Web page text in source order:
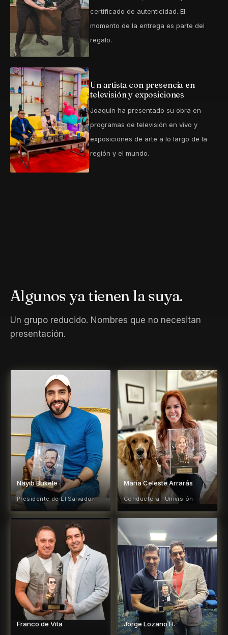
certificado de autenticidad. El
momento de la entrega es parte del
regalo.
Un artista con presencia en
televisión y exposiciones
Joaquín ha presentado su obra en
programas de televisión en vivo y
exposiciones de arte a lo largo de la
región y el mundo.
Algunos ya tienen la suya.
Un grupo reducido. Nombres que no necesitan
presentación.
Nayib Bukele
Presidente de El Salvador
María Celeste Arrarás
Conductora · Univisión
Franco de Vita Jorge Lozano H.